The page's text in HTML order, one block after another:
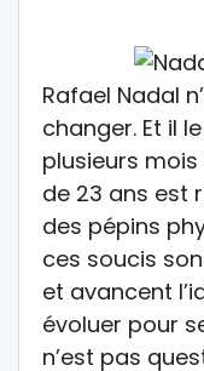
Rafael Nadal
changer. Et il
plusieurs
de 23 ans est
des pépins
ces soucis
et avancent
évoluer pour
n’est pas